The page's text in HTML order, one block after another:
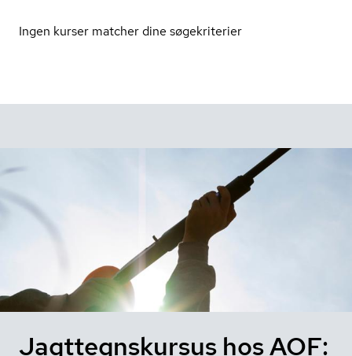
Ingen kurser matcher dine søgekriterier
Jagttegnskursus hos AOF: